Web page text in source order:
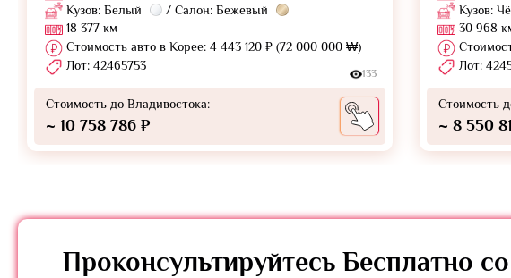
Кузов: Белый
/ Салон: Бежевый
18 377 км
Стоимость авто в Корее: 4 443 120 ₽ (72 000 000 ₩)
Лот: 42465753
133
Стоимость до Владивостока:
~ 10 758 786 ₽
Кузов:
30 968
Лот:
Стоимость
~ 8 550
Проконсультируйтесь Бесплатно